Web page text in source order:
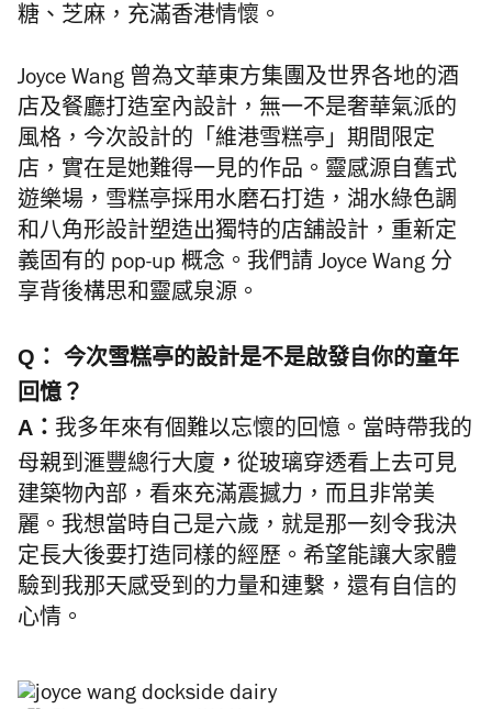
糖、芝麻，充滿香港情懷。
Joyce Wang 曾為文華東方集團及世界各地的酒
店及餐廳打造室內設計，無一不是奢華氣派的
風格，今次設計的「維港雪糕亭」期間限定
店，實在是她難得一見的作品。靈感源自舊式
遊樂場，雪糕亭採用水磨石打造，湖水綠色調
和八角形設計塑造出獨特的店舖設計，重新定
義固有的 pop-up 概念。我們請 Joyce Wang 分
享背後構思和靈感泉源。
Q： 今次雪糕亭的設計是不是啟發自你的童年
回憶？
A： 我多年來有個難以忘懷的回憶。當時帶我的
母親到滙豐總行大廈 ， 從玻璃穿透看上去可見
建築物內部，看來充滿震撼力，而且非常美
麗。我想當時自己是六歲，就是那一刻令我決
定長大後要打造同樣的經歷。希望能讓大家體
驗到我那天感受到的力量和連繫，還有自信的
心情。